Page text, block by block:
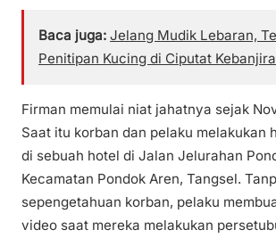
Baca juga: Jelang Mudik Lebaran,
Penitipan Kucing di Ciputat
Firman memulai niat jahatnya sejak
Saat itu korban dan pelaku melakukan
di sebuah hotel di Jalan Jelurahan
Kecamatan Pondok Aren, Tangsel.
sepengetahuan korban, pelaku
video saat mereka melakukan